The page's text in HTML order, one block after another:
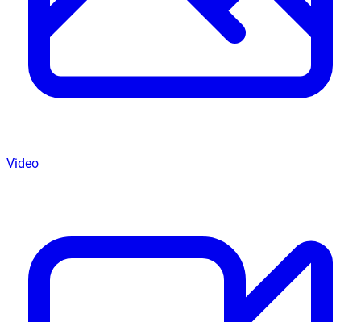
Video